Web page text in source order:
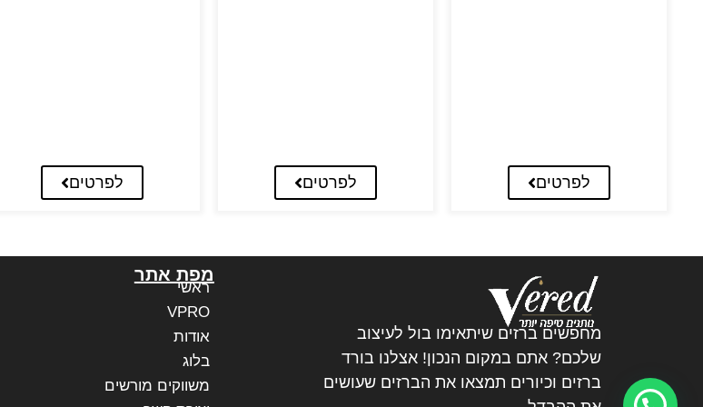
לפרטים לפרטים לפרטים
מחפשים ברזים שיתאימו בול לעיצוב
שלכם? אתם במקום הנכון! אצלנו בורד
ברזים וכיורים תמצאו את הברזים שעושים
מפת אתר
ראשי
VPRO
אודות
בלוג
משווקים מורשים